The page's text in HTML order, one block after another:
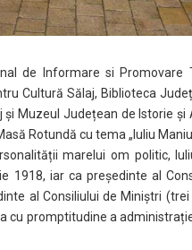
de Informare si Promovare
Cultură Sălaj, Biblioteca
Muzeul Județean de Istorie
Rotundă cu tema „Iuliu
marelui om politic,
1918, iar ca președinte al
al Consiliului de Miniștri
cu promptitudine a